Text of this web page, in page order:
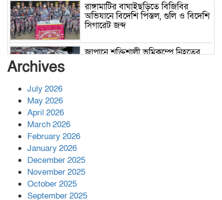
রাঙ্গামাটির বাঘাইছড়িতে বিজিবির
অভিযানে বিদেশি পিস্তল, গুলি ও বিদেশি
সিগারেট জব্দ
জাপানে শক্তিশালী ভূমিকম্পে নিহতের
পর ফোন তারেক রহমানের,গ্যাস সঙ্কট
Archives
July 2026
May 2026
April 2026
March 2026
February 2026
January 2026
December 2025
November 2025
October 2025
September 2025